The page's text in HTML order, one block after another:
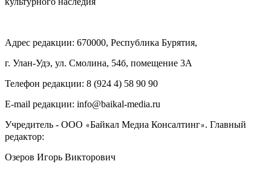
Адрес редакции: 670000, Республика Бурятия,
г. Улан-Удэ, ул. Смолина, 54б, помещение 3А
Телефон редакции: ‎‎8 (924 4) 58 90 90
E-mail редакции: info@baikal-media.ru
Учредитель - ООО «Байкал Медиа Консалтинг». Главный
редактор:
Озеров Игорь Викторович